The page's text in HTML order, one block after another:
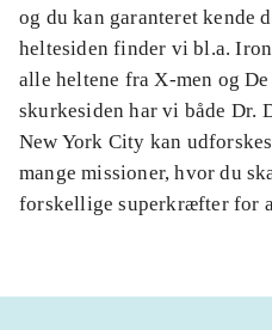
og du kan garanteret kende
heltesiden finder vi bl.a.
alle heltene fra X-men og
skurkesiden har vi både Dr.
New York City kan
mange missioner, hvor du
forskellige superkræfter for